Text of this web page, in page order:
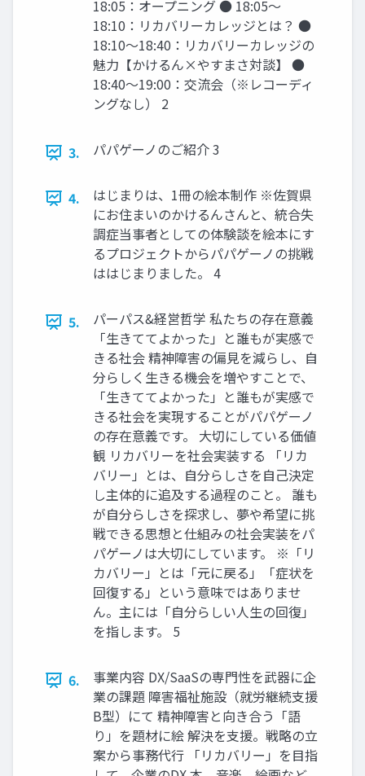
18:05：オープニング ● 18:05〜
18:10：リカバリーカレッジとは？ ●
18:10〜18:40：リカバリーカレッジの
魅力【かけるん×やすまさ対談】 ●
18:40〜19:00：交流会（※レコーディ
ングなし） 2
3. パパゲーノのご紹介 3
4.
はじまりは、1冊の絵本制作 ※佐賀県
にお住まいのかけるんさんと、統合失
調症当事者としての体験談を絵本にす
るプロジェクトからパパゲーノの挑戦
ははじまりました。 4
5.
パーパス&経営哲学 私たちの存在意義
「生きててよかった」と誰もが実感で
きる社会 精神障害の偏見を減らし、自
分らしく生きる機会を増やすことで、
「生きててよかった」と誰もが実感で
きる社会を実現することがパパゲーノ
の存在意義です。 大切にしている価値
観 リカバリーを社会実装する 「リカ
バリー」とは、自分らしさを自己決定
し主体的に追及する過程のこと。 誰も
が自分らしさを探求し、夢や希望に挑
戦できる思想と仕組みの社会実装をパ
パゲーノは大切にしています。 ※「リ
カバリー」とは「元に戻る」「症状を
回復する」という意味ではありませ
ん。主には「自分らしい人生の回復」
を指します。 5
6.
事業内容 DX/SaaSの専門性を武器に企
業の課題 障害福祉施設（就労継続支援
B型）にて 精神障害と向き合う「語
り」を題材に絵 解決を支援。戦略の立
案から事務代行 「リカバリー」を目指